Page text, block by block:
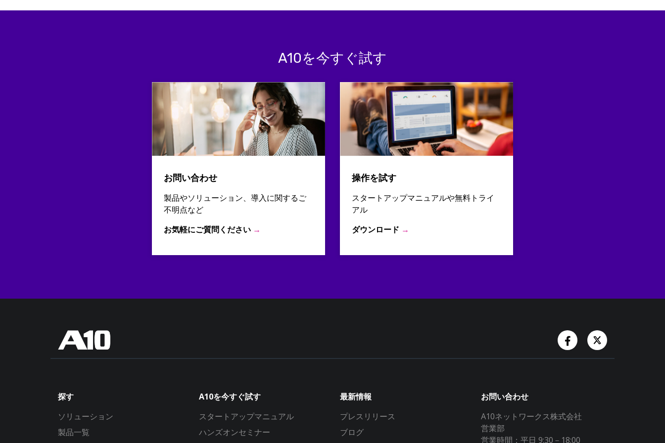
A10を今すぐ試す
お問い合わせ
製品やソリューション、導入に関するご
不明点など
お気軽にご質問ください →
操作を試す
スタートアップマニュアルや無料トライ
アル
ダウンロード →
Facebook Account
Twitter Account
探す
ソリューション
製品一覧
A10を今すぐ試す
スタートアップマニュアル
ハンズオンセミナー
最新情報
プレスリリース
ブログ
お問い合わせ
A10ネットワークス株式会社
営業部
営業時間：平日 9:30－18:00